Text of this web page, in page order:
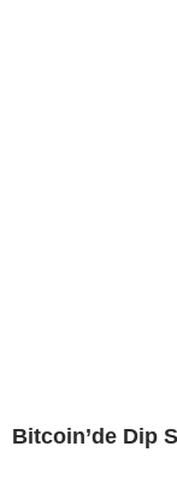
Bitcoin’de Dip